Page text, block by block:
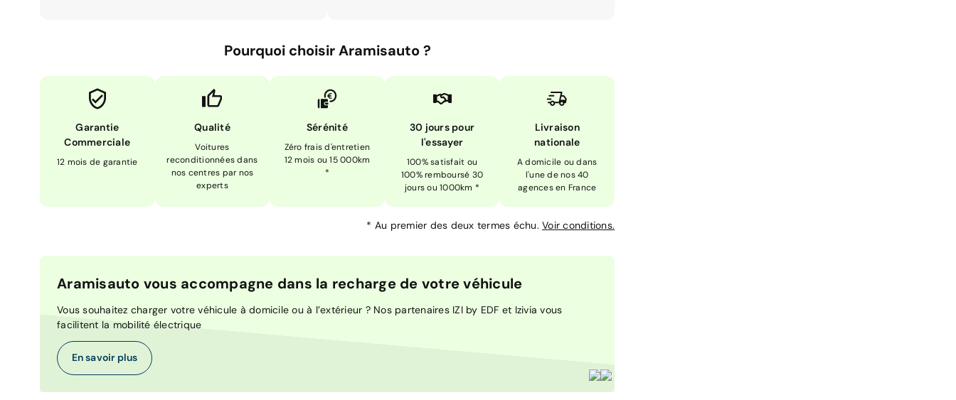
Pourquoi choisir Aramisauto ?
Garantie
Commerciale
12 mois de garantie
Qualité
Voitures
reconditionnées dans
nos centres par nos
experts
Sérénité
Zéro frais d'entretien
12 mois ou 15 000km
*
30 jours pour
l'essayer
100% satisfait ou
100% remboursé 30
jours ou 1000km *
Livraison
nationale
A domicile ou dans
l'une de nos 40
agences en France
* Au premier des deux termes échu. Voir conditions.
Aramisauto vous accompagne dans la recharge de votre véhicule
Vous souhaitez charger votre véhicule à domicile ou à l’extérieur ? Nos partenaires IZI by EDF et Izivia vous
facilitent la mobilité électrique
En savoir plus